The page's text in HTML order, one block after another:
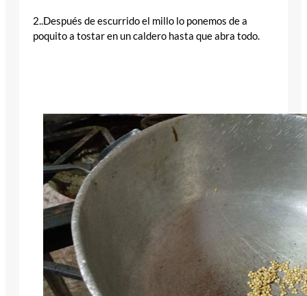
2..Después de escurrido el millo lo ponemos de a
poquito a tostar en un caldero hasta que abra todo.